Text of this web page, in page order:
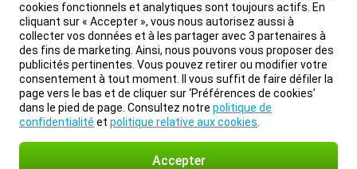
cookies fonctionnels et analytiques sont toujours actifs. En
cliquant sur « Accepter », vous nous autorisez aussi à
collecter vos données et à les partager avec 3 partenaires à
des fins de marketing. Ainsi, nous pouvons vous proposer des
publicités pertinentes. Vous pouvez retirer ou modifier votre
consentement à tout moment. Il vous suffit de faire défiler la
page vers le bas et de cliquer sur ‘Préférences de cookies’
dans le pied de page. Consultez notre politique de
confidentialité et politique relative aux cookies
Accepter